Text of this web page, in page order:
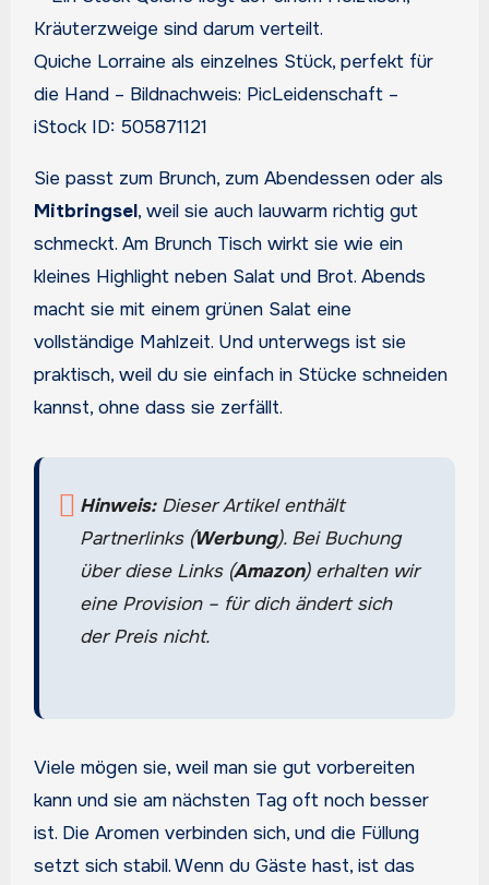
Quiche Lorraine als einzelnes Stück, perfekt für
die Hand – Bildnachweis: PicLeidenschaft –
iStock ID: 505871121
Sie passt zum Brunch, zum Abendessen oder als
Mitbringsel, weil sie auch lauwarm richtig gut
schmeckt. Am Brunch Tisch wirkt sie wie ein
kleines Highlight neben Salat und Brot. Abends
macht sie mit einem grünen Salat eine
vollständige Mahlzeit. Und unterwegs ist sie
praktisch, weil du sie einfach in Stücke schneiden
kannst, ohne dass sie zerfällt.
Hinweis:Dieser Artikel enthält
Partnerlinks (Werbung). Bei Buchung
über diese Links (Amazon) erhalten wir
eine Provision – für dich ändert sich
der Preis nicht.
Viele mögen sie, weil man sie gut vorbereiten
kann und sie am nächsten Tag oft noch besser
ist. Die Aromen verbinden sich, und die Füllung
setzt sich stabil. Wenn du Gäste hast, ist das